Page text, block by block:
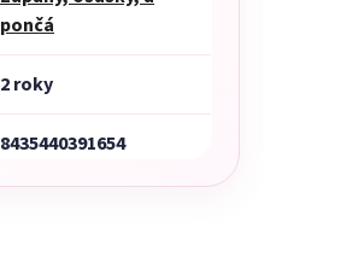
pončá
2 roky
8435440391654